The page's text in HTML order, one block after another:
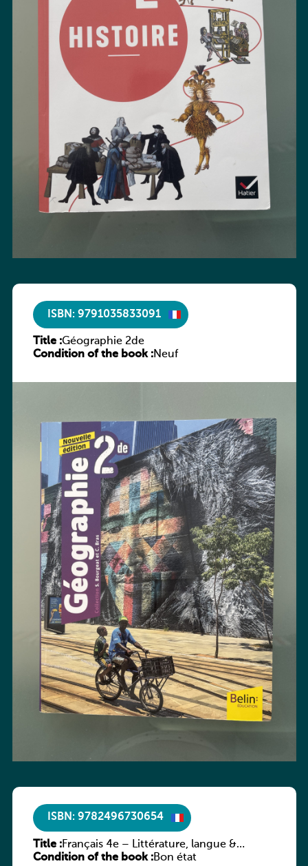
ISBN: 9791035833091
Title :Géographie 2de
Condition of the book :Neuf
ISBN: 9782496730654
Title :Français 4e – Littérature, langue &
méthodes
Condition of the book :Bon état